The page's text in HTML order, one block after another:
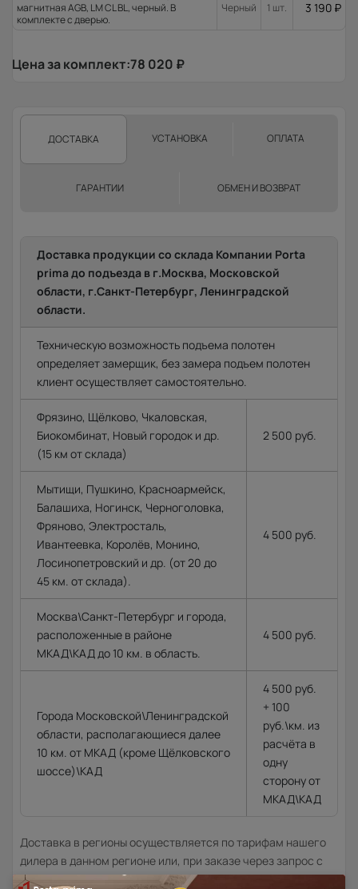
магнитная AGB, LM CL BL, черный. В
комплекте с дверью.
Черный 1 шт. 3 190 ₽
Цена за комплект:78 020 ₽
ДОСТАВКА УСТАНОВКА ОПЛАТА
ГАРАНТИИ ОБМЕН И ВОЗВРАТ
Доставка продукции со склада Компании Porta
prima до подъезда в г.Москва, Московской
области, г.Санкт-Петербург, Ленинградской
области.
Техническую возможность подъема полотен
определяет замерщик, без замера подъем полотен
клиент осуществляет самостоятельно.
Фрязино, Щёлково, Чкаловская,
Биокомбинат, Новый городок и др.
(15 км от склада)
2 500 руб.
Мытищи, Пушкино, Красноармейск,
Балашиха, Ногинск, Черноголовка,
Фряново, Электросталь,
Ивантеевка, Королёв, Монино,
Лосинопетровский и др. (от 20 до
45 км. от склада).
4 500 руб.
Москва\Санкт-Петербург и города,
расположенные в районе
МКАД\КАД до 10 км. в область.
4 500 руб.
Города Московской\Ленинградской
области, располагающиеся далее
10 км. от МКАД (кроме Щёлковского
шоссе)\КАД
4 500 руб.
+ 100
руб.\км. из
расчёта в
одну
сторону от
МКАД\КАД
Доставка в регионы осуществляется по тарифам нашего
дилера в данном регионе или, при заказе через запрос с
сайта, отдельно рассчитывается менеджером интернет-